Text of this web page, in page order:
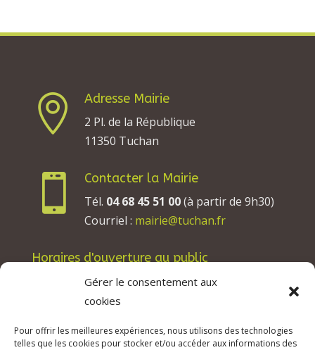
Gérer le consentement aux
cookies
Pour offrir les meilleures expériences, nous utilisons des technologies
telles que les cookies pour stocker et/ou accéder aux informations des

Adresse Mairie
2 Pl. de la République
11350 Tuchan

Contacter la Mairie
Tél. 04 68 45 51 00(à partir de 9h30)
Courriel : mairie@tuchan.fr
Horaires d'ouverture au public
Les lundis, mardis et jeudis : de 8h à 12h et de
13h30 à 17h30.
Les vendredis : de 8h à 12h.